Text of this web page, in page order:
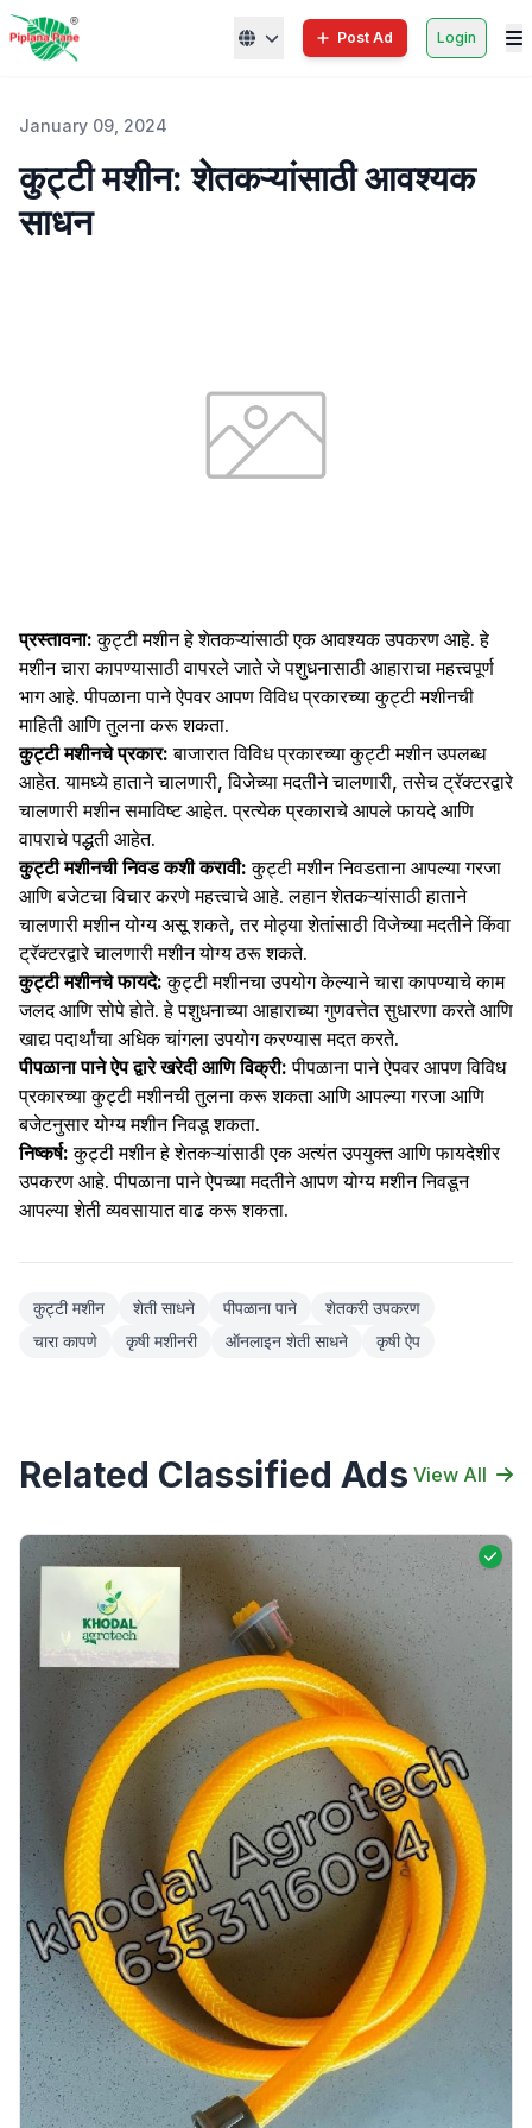
Post Ad Login
January 09, 2024
कुट्टी मशीन: शेतकऱ्यांसाठी आवश्यक
साधन
प्रस्तावना: कुट्टी मशीन हे शेतकऱ्यांसाठी एक आवश्यक उपकरण आहे. हे
मशीन चारा कापण्यासाठी वापरले जाते जे पशुधनासाठी आहाराचा महत्त्वपूर्ण
भाग आहे. पीपळाना पाने ऐपवर आपण विविध प्रकारच्या कुट्टी मशीनची
माहिती आणि तुलना करू शकता.
कुट्टी मशीनचे प्रकार: बाजारात विविध प्रकारच्या कुट्टी मशीन उपलब्ध
आहेत. यामध्ये हाताने चालणारी, विजेच्या मदतीने चालणारी, तसेच ट्रॅक्टरद्वारे
चालणारी मशीन समाविष्ट आहेत. प्रत्येक प्रकाराचे आपले फायदे आणि
वापराचे पद्धती आहेत.
कुट्टी मशीनची निवड कशी करावी: कुट्टी मशीन निवडताना आपल्या गरजा
आणि बजेटचा विचार करणे महत्त्वाचे आहे. लहान शेतकऱ्यांसाठी हाताने
चालणारी मशीन योग्य असू शकते, तर मोठ्या शेतांसाठी विजेच्या मदतीने किंवा
ट्रॅक्टरद्वारे चालणारी मशीन योग्य ठरू शकते.
कुट्टी मशीनचे फायदे: कुट्टी मशीनचा उपयोग केल्याने चारा कापण्याचे काम
जलद आणि सोपे होते. हे पशुधनाच्या आहाराच्या गुणवत्तेत सुधारणा करते आणि
खाद्य पदार्थांचा अधिक चांगला उपयोग करण्यास मदत करते.
पीपळाना पाने ऐप द्वारे खरेदी आणि विक्री: पीपळाना पाने ऐपवर आपण विविध
प्रकारच्या कुट्टी मशीनची तुलना करू शकता आणि आपल्या गरजा आणि
बजेटनुसार योग्य मशीन निवडू शकता.
निष्कर्ष: कुट्टी मशीन हे शेतकऱ्यांसाठी एक अत्यंत उपयुक्त आणि फायदेशीर
उपकरण आहे. पीपळाना पाने ऐपच्या मदतीने आपण योग्य मशीन निवडून
आपल्या शेती व्यवसायात वाढ करू शकता.
कुट्टी मशीन शेती साधने पीपळाना पाने
शेतकरी उपकरण
चारा कापणे
कृषी मशीनरी ऑनलाइन शेती साधने कृषी ऐप
Related Classified Ads View All